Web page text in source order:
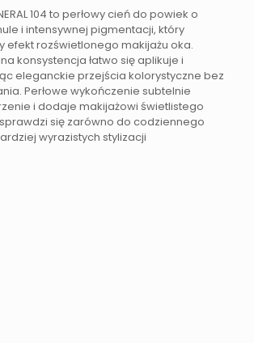
104 to perłowy cień do powiek o
i intensywnej pigmentacji, który
efekt rozświetlonego makijażu oka.
konsystencja łatwo się aplikuje i
eleganckie przejścia kolorystyczne bez
Perłowe wykończenie subtelnie
i dodaje makijażowi świetlistego
się zarówno do codziennego
wyrazistych stylizacji